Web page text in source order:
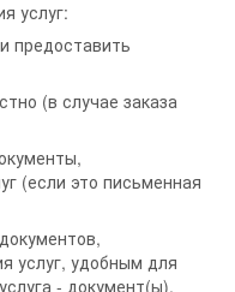
услуг:
предоставить
(в случае заказа
(если это письменная
услуг, удобным для
- документ(ы),